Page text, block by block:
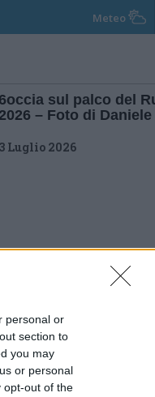
personal or
section to
you may
or personal
opt-out of the
Meteo
6occia sul palco del
– Foto di
3 Luglio 2026